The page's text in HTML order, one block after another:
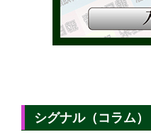
シグナル（コラム）